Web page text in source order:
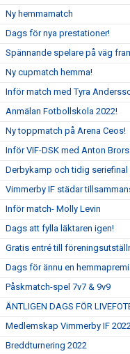
Ny hemmamatch
Dags för nya prestationer!
Spännande spelare på väg
Ny cupmatch hemma!
Inför match med Tyra
Anmälan Fotbollskola 2022!
Ny toppmatch på Arena Ceos!
Inför VIF-DSK med Anton
Derbykamp och tidig seriefinal
Vimmerby IF städar
Inför match- Molly Levin
Dags att fylla läktaren igen!
Gratis entré till
Dags för ännu en
Påskmatch-spel 7v7 & 9v9
ÄNTLIGEN DAGS FÖR
Medlemskap Vimmerby IF
Breddturnering 2022